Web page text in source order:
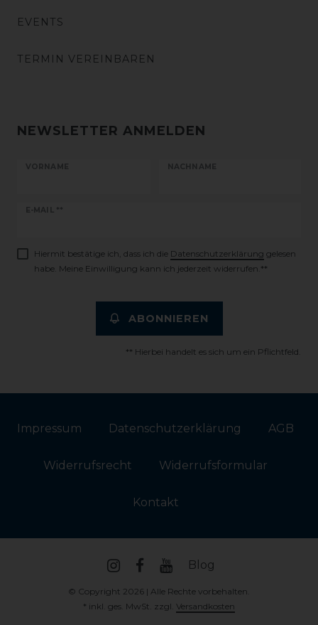
EVENTS
TERMIN VEREINBAREN
NEWSLETTER ANMELDEN
VORNAME NACHNAME
E-MAIL **
Newsletter
Hiermit bestätige ich, dass ich die Daten­schutz­erklärung gelesen
habe. Meine Einwilligung kann ich jederzeit widerrufen.**
ABONNIEREN
** Hierbei handelt es sich um ein Pflichtfeld.
Impressum Daten­schutz­erklärung AGB
Widerrufs­recht Widerrufs­formular
Kontakt
Blog
© Copyright 2026 | Alle Rechte vorbehalten.
* inkl. ges. MwSt. zzgl. Versandkosten